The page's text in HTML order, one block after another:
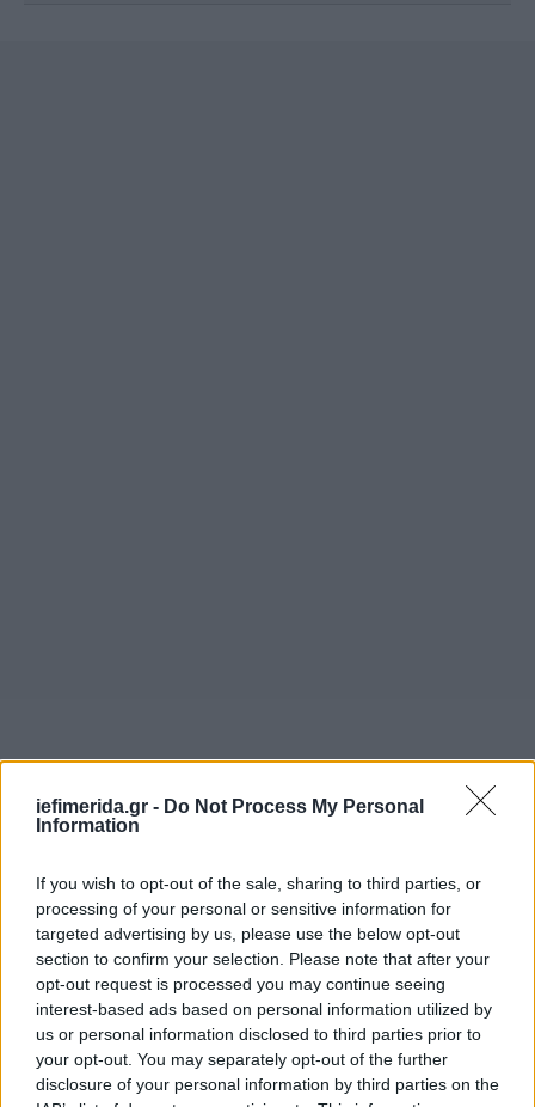
iefimerida.gr - Do Not Process My Personal
Information
If you wish to opt-out of the sale, sharing to third parties, or
processing of your personal or sensitive information for
targeted advertising by us, please use the below opt-out
section to confirm your selection. Please note that after your
opt-out request is processed you may continue seeing
interest-based ads based on personal information utilized by
us or personal information disclosed to third parties prior to
your opt-out. You may separately opt-out of the further
disclosure of your personal information by third parties on the
«Ο κινεζικός στρατός είναι πρόθυμος να εργαστεί
μαζί με τη ρωσική πλευρά για να ενισχύσει
περαιτέρω την αμοιβαία στρατιωτική εμπιστοσύνη,
να εντείνει τη στρατηγική επικοινωνία, να
διευρύνει την συνεργασία σε πρακτικό επίπεδο και
να ενδυναμώσει τη θετική δυναμική της ανάπτυξης
των σχέσεων μεταξύ των δύο στρατών», δήλωσε ο